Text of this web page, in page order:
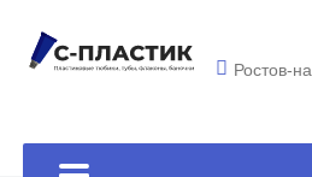
Ростов-на-Дону